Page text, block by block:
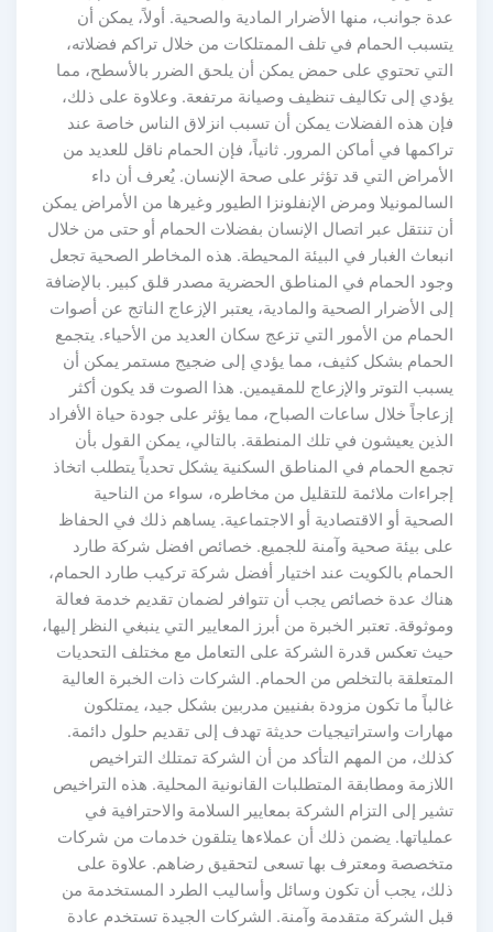
عدة جوانب، منها الأضرار المادية والصحية. أولاً، يمكن أن
يتسبب الحمام في تلف الممتلكات من خلال تراكم فضلاته،
التي تحتوي على حمض يمكن أن يلحق الضرر بالأسطح، مما
يؤدي إلى تكاليف تنظيف وصيانة مرتفعة. وعلاوة على ذلك،
فإن هذه الفضلات يمكن أن تسبب انزلاق الناس خاصة عند
تراكمها في أماكن المرور. ثانياً، فإن الحمام ناقل للعديد من
الأمراض التي قد تؤثر على صحة الإنسان. يُعرف أن داء
السالمونيلا ومرض الإنفلونزا الطيور وغيرها من الأمراض يمكن
أن تنتقل عبر اتصال الإنسان بفضلات الحمام أو حتى من خلال
انبعاث الغبار في البيئة المحيطة. هذه المخاطر الصحية تجعل
وجود الحمام في المناطق الحضرية مصدر قلق كبير. بالإضافة
إلى الأضرار الصحية والمادية، يعتبر الإزعاج الناتج عن أصوات
الحمام من الأمور التي تزعج سكان العديد من الأحياء. يتجمع
الحمام بشكل كثيف، مما يؤدي إلى ضجيج مستمر يمكن أن
يسبب التوتر والإزعاج للمقيمين. هذا الصوت قد يكون أكثر
إزعاجاً خلال ساعات الصباح، مما يؤثر على جودة حياة الأفراد
الذين يعيشون في تلك المنطقة. بالتالي، يمكن القول بأن
تجمع الحمام في المناطق السكنية يشكل تحدياً يتطلب اتخاذ
إجراءات ملائمة للتقليل من مخاطره، سواء من الناحية
الصحية أو الاقتصادية أو الاجتماعية. يساهم ذلك في الحفاظ
على بيئة صحية وآمنة للجميع. خصائص افضل شركة طارد
الحمام بالكويت عند اختيار أفضل شركة تركيب طارد الحمام،
هناك عدة خصائص يجب أن تتوافر لضمان تقديم خدمة فعالة
وموثوقة. تعتبر الخبرة من أبرز المعايير التي ينبغي النظر إليها،
حيث تعكس قدرة الشركة على التعامل مع مختلف التحديات
المتعلقة بالتخلص من الحمام. الشركات ذات الخبرة العالية
غالباً ما تكون مزودة بفنيين مدربين بشكل جيد، يمتلكون
مهارات واستراتيجيات حديثة تهدف إلى تقديم حلول دائمة.
كذلك، من المهم التأكد من أن الشركة تمتلك التراخيص
اللازمة ومطابقة المتطلبات القانونية المحلية. هذه التراخيص
تشير إلى التزام الشركة بمعايير السلامة والاحترافية في
عملياتها. يضمن ذلك أن عملاءها يتلقون خدمات من شركات
متخصصة ومعترف بها تسعى لتحقيق رضاهم. علاوة على
ذلك، يجب أن تكون وسائل وأساليب الطرد المستخدمة من
قبل الشركة متقدمة وآمنة. الشركات الجيدة تستخدم عادة